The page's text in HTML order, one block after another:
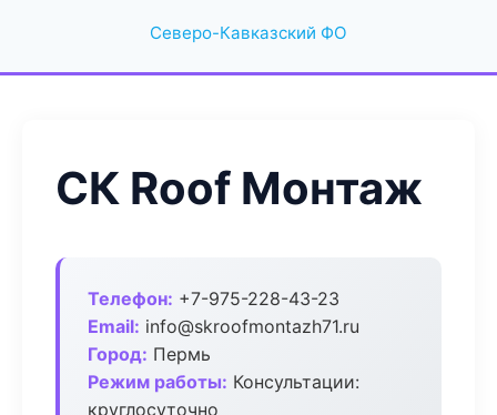
Северо-Кавказский ФО
СК Roof Монтаж
Телефон: +7-975-228-43-23
Email: info@skroofmontazh71.ru
Город: Пермь
Режим работы: Консультации:
круглосуточно